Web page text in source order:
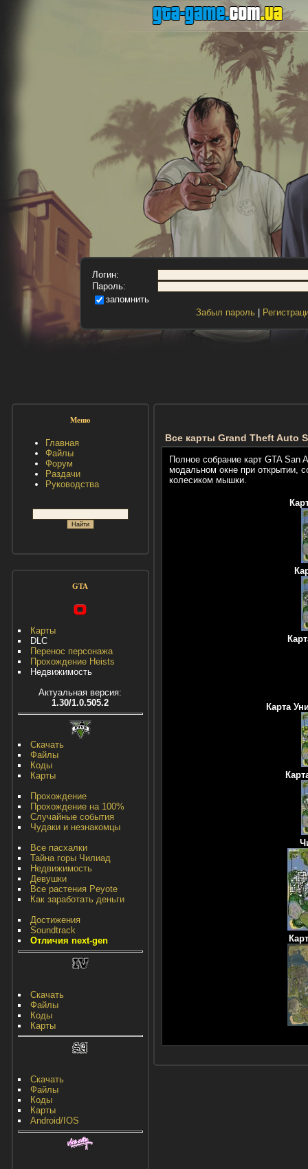
Логин:
Пароль:
запомнить
Забыл пароль|
Меню
Главная
Файлы
Форум
Раздачи
Руководства
GTA
Карты
DLC
Перенос персонажа
Прохождение Heists
Недвижимость
Актуальная версия:
1.30/1.0.505.2
Скачать
Файлы
Коды
Карты
Прохождение
Прохождение на 100%
Случайные события
Чудаки и незнакомцы
Все пасхалки
Тайна горы Чилиад
Недвижимость
Девушки
Все растения Peyote
Как заработать деньги
Достижения
Soundtrack
Отличия next-gen
Скачать
Файлы
Коды
Карты
Скачать
Файлы
Коды
Карты
Android/IOS
Все карты Grand Theft Auto
Полное собрание карт GTA
модальном окне при открытии,
колесиком мышки.
Карта